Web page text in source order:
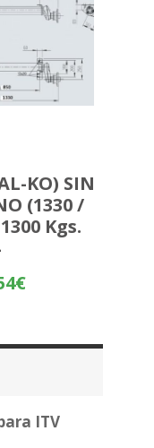
KO) SIN
(1330 /
Kgs.
€
ITV